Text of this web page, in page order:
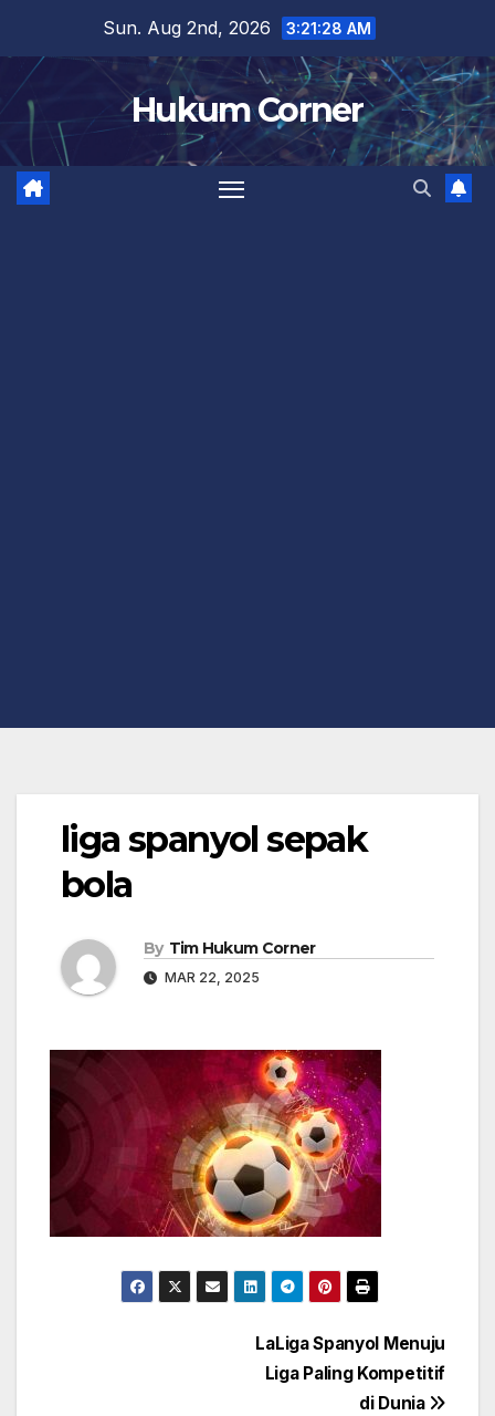
content
Sun. Aug 2nd, 2026 3:21:29 AM
Hukum Corner
liga spanyol sepak
bola
By Tim Hukum Corner
MAR 22, 2025
LaLiga Spanyol Menuju
Liga Paling Kompetitif
di Dunia